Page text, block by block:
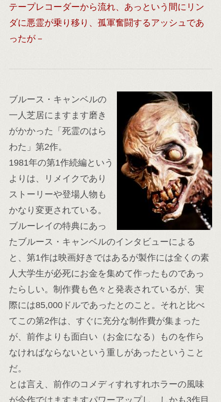
テープレコーダーから流れ、あっという間にリン
ダに悪霊が乗り移り、孤軍奮闘するアッシュであ
ったが－
ブルース・キャンベルの
一人芝居にますます磨き
がかかった「死霊のはら
わた」第2作。
1981年の第1作続編という
よりは、リメイクであり
ストーリーや登場人物も
かなり変更されている。
ブルーレイの特典にあっ
たブルース・キャンベルのインタビューによる
と、第1作は映画好きではあるが製作には全くの素
人大学生が必死にお金を集めて作ったものであっ
たらしい。制作費も色々と発表されているが、実
際には85,000ドルであったとのこと。それと比べ
てこの第2作は、すぐに充分な制作費が集まった
が、前作よりも面白い（お金になる）ものを作ら
なければならないという重しがあったということ
だ。
とは言え、前作のコメディすれすれホラーの風味
が今作ではますますパワーアップし、しかも3作目